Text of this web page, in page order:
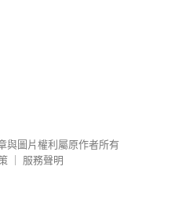
與圖片權利屬原作者所有
服務聲明